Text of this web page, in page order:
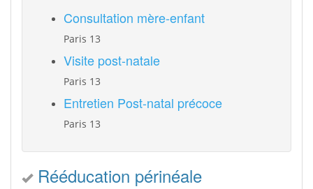
Consultation mère-enfant
Paris 13
Visite post-natale
Paris 13
Entretien Post-natal précoce
Paris 13
Rééducation périnéale